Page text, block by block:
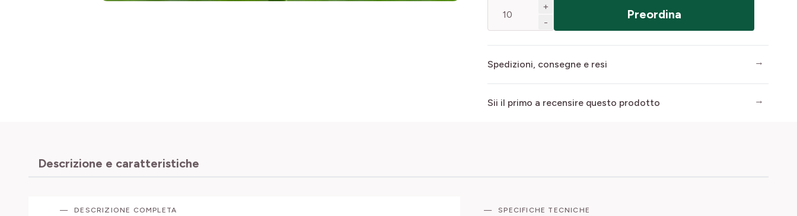
+
-
Preordina
Spedizioni, consegne e resi
Sii il primo a recensire questo prodotto
Descrizione e caratteristiche
DESCRIZIONE COMPLETA SPECIFICHE TECNICHE